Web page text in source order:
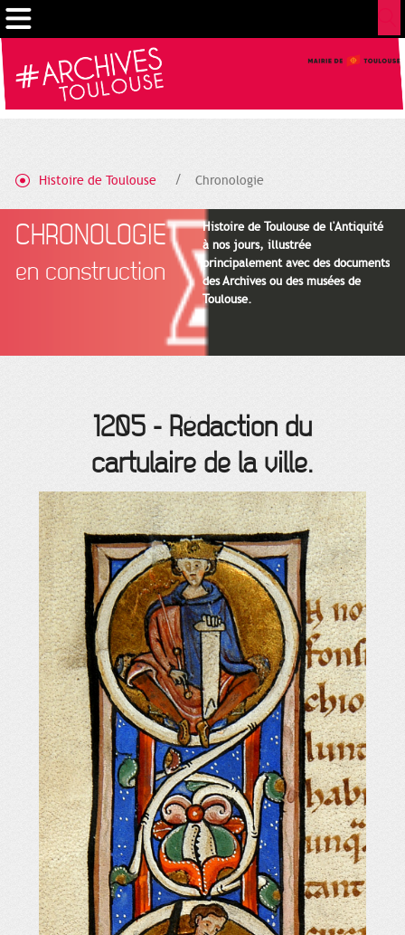
Histoire de Toulouse Chronologie
CHRONOLOGIE
en construction
Histoire de Toulouse de l'Antiquité
à nos jours, illustrée
principalement avec des documents
des Archives ou des musées de
Toulouse.
1205 - Rédaction du
cartulaire de la ville.
Cookies management panel